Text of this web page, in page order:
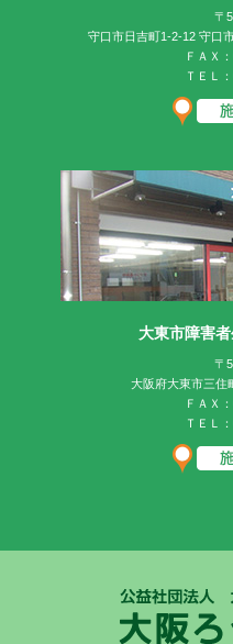
〒
守口市日吉町1-2-12 守口
ＦＡＸ
ＴＥＬ
大東市障害
〒
大阪府大東市三
ＦＡＸ
ＴＥＬ